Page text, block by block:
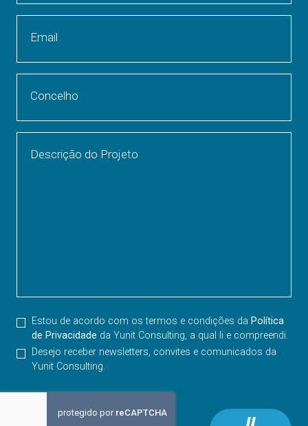
Email
Concelho
Descrição do Projeto
Estou de acordo com os termos e condições da Política
de Privacidade da Yunit Consulting, a qual li e compreendi.
Desejo receber newsletters, convites e comunicados da
Yunit Consulting.